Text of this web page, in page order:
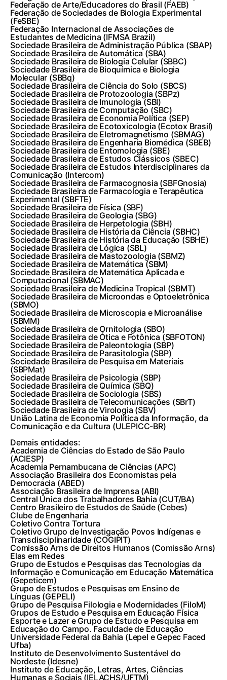
Federação de Arte/Educadores do Brasil (FAEB)
Federação de Sociedades de Biologia Experimental
(FeSBE)
Federação Internacional de Associações de
Estudantes de Medicina (IFMSA Brazil)
Sociedade Brasileira de Administração Pública (SBAP)
Sociedade Brasileira de Automática (SBA)
Sociedade Brasileira de Biologia Celular (SBBC)
Sociedade Brasileira de Bioquímica e Biologia
Molecular (SBBq)
Sociedade Brasileira de Ciência do Solo (SBCS)
Sociedade Brasileira de Protozoologia (SBPz)
Sociedade Brasileira de Imunologia (SBI)
Sociedade Brasileira de Computação (SBC)
Sociedade Brasileira de Economia Política (SEP)
Sociedade Brasileira de Ecotoxicologia (Ecotox Brasil)
Sociedade Brasileira de Eletromagnetismo (SBMAG)
Sociedade Brasileira de Engenharia Biomédica (SBEB)
Sociedade Brasileira de Entomologia (SBE)
Sociedade Brasileira de Estudos Clássicos (SBEC)
Sociedade Brasileira de Estudos Interdisciplinares da
Comunicação (Intercom)
Sociedade Brasileira de Farmacognosia (SBFGnosia)
Sociedade Brasileira de Farmacologia e Terapêutica
Experimental (SBFTE)
Sociedade Brasileira de Física (SBF)
Sociedade Brasileira de Geologia (SBG)
Sociedade Brasileira de Herpetologia (SBH)
Sociedade Brasileira de História da Ciência (SBHC)
Sociedade Brasileira de História da Educação (SBHE)
Sociedade Brasileira de Lógica (SBL)
Sociedade Brasileira de Mastozoologia (SBMZ)
Sociedade Brasileira de Matemática (SBM)
Sociedade Brasileira de Matemática Aplicada e
Computacional (SBMAC)
Sociedade Brasileira de Medicina Tropical (SBMT)
Sociedade Brasileira de Microondas e Optoeletrônica
(SBMO)
Sociedade Brasileira de Microscopia e Microanálise
(SBMM)
Sociedade Brasileira de Ornitologia (SBO)
Sociedade Brasileira de Ótica e Fotônica (SBFOTON)
Sociedade Brasileira de Paleontologia (SBP)
Sociedade Brasileira de Parasitologia (SBP)
Sociedade Brasileira de Pesquisa em Materiais
(SBPMat)
Sociedade Brasileira de Psicologia (SBP)
Sociedade Brasileira de Química (SBQ)
Sociedade Brasileira de Sociologia (SBS)
Sociedade Brasileira de Telecomunicações (SBrT)
Sociedade Brasileira de Virologia (SBV)
União Latina de Economia Política da Informação, da
Comunicação e da Cultura (ULEPICC-BR)
Demais entidades:
Academia de Ciências do Estado de São Paulo
(ACIESP)
Academia Pernambucana de Ciências (APC)
Associação Brasileira dos Economistas pela
Democracia (ABED)
Associação Brasileira de Imprensa (ABI)
Central Única dos Trabalhadores Bahia (CUT/BA)
Centro Brasileiro de Estudos de Saúde (Cebes)
Clube de Engenharia
Coletivo Contra Tortura
Coletivo Grupo de Investigação Povos Indígenas e
Transdisciplinaridade (COGIPIT)
Comissão Arns de Direitos Humanos (Comissão Arns)
Elas em Redes
Grupo de Estudos e Pesquisas das Tecnologias da
Informação e Comunicação em Educação Matemática
(Gepeticem)
Grupo de Estudos e Pesquisas em Ensino de
Línguas (GEPELI)
Grupo de Pesquisa Filologia e Modernidades (FiloM)
Grupos de Estudo e Pesquisa em Educação Física
Esporte e Lazer e Grupo de Estudo e Pesquisa em
Educação do Campo. Faculdade de Educação
Universidade Federal da Bahia (Lepel e Gepec Faced
Ufba)
Instituto de Desenvolvimento Sustentável do
Nordeste (Idesne)
Instituto de Educação, Letras, Artes, Ciências
Humanas e Sociais (IELACHS/UFTM)